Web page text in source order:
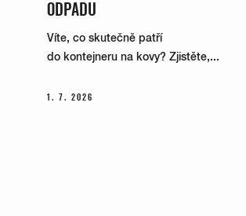
ODPADU
Víte, co skutečně patří
do kontejneru na kovy? Zjistěte,...
1. 7. 2026